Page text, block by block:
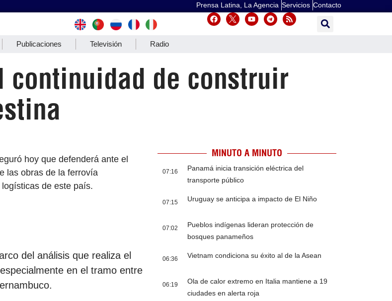
Prensa Latina, La Agencia Servicios Contacto
Publicaciones Televisión Radio
continuidad de construir
hoy que defenderá ante el
las obras de la ferrovía
de este país.
del análisis que realiza el
en el tramo entre
MINUTO A MINUTO
07:16
Panamá inicia transición eléctrica del
transporte público
07:15 Uruguay se anticipa a impacto de El Niño
07:02
Pueblos indígenas lideran protección de
bosques panameños
06:36 Vietnam condiciona su éxito al de la Asean
06:19
Ola de calor extremo en Italia mantiene a 19
ciudades en alerta roja